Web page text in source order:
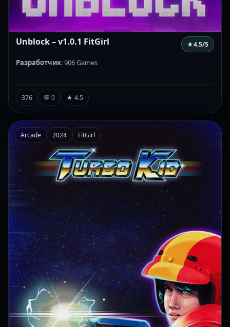
Unblock – v1.0.1 FitGirl ★4.5/5
Разработчик: 906 Games
376 💬 0 ★ 4.5
Arcade 2024 FitGirl